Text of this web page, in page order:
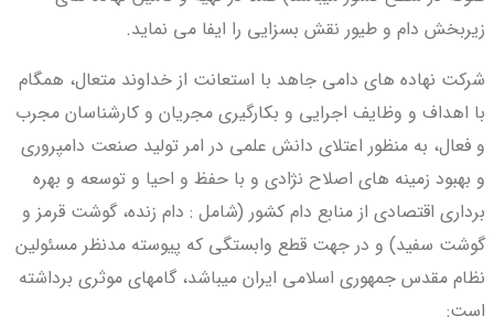
زیربخش دام و طیور نقش بسزایی را ایفا می نماید.
شرکت نهاده های دامی جاهد با استعانت از خداوند متعال، همگام
با اهداف و وظایف اجرایی و بکارگیری مجریان و کارشناسان مجرب
و فعال، به منظور اعتلای دانش علمی در امر تولید صنعت دامپروری
و بهبود زمینه های اصلاح نژادی و با حفظ و احیا و توسعه و بهره
برداری اقتصادی از منابع دام کشور (شامل : دام زنده، گوشت قرمز و
گوشت سفید) و در جهت قطع وابستگی که پیوسته مدنظر مسئولین
نظام مقدس جمهوری اسلامی ایران میباشد، گامهای موثری برداشته
است: